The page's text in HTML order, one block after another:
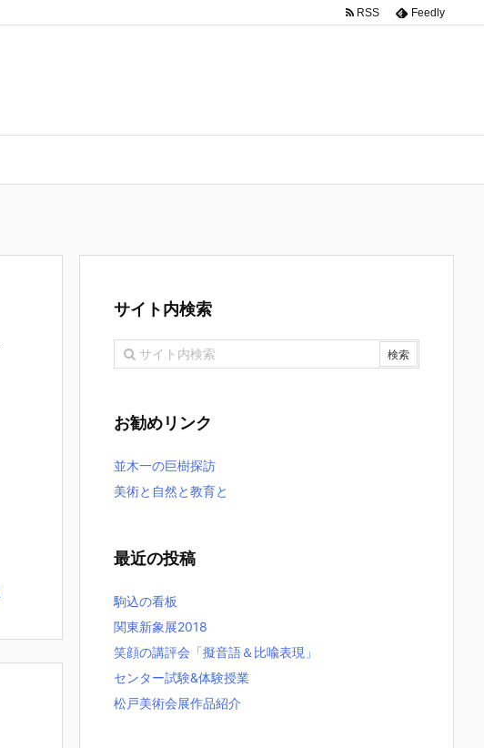
RSS Feedly
サイト内検索
お勧めリンク
並木一の巨樹探訪
美術と自然と教育と
最近の投稿
駒込の看板
関東新象展2018
笑顔の講評会「擬音語＆比喩表現」
センター試験&体験授業
松戸美術会展作品紹介